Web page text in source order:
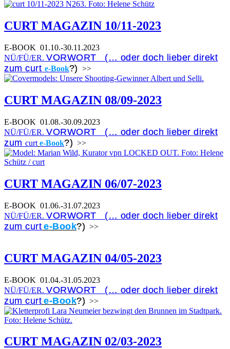
CURT MAGAZIN 10/11-2023
E-BOOK 01.10.-30.11.2023
NÜ/FÜ/ER. VORWORT (… oder doch lieber direkt
zum curt e-Book?) >>
CURT MAGAZIN 08/09-2023
E-BOOK 01.08.-30.09.2023
NÜ/FÜ/ER. VORWORT (… oder doch lieber direkt
zum curt e-Book?) >>
CURT MAGAZIN 06/07-2023
E-BOOK 01.06.-31.07.2023
NÜ/FÜ/ER. VORWORT (… oder doch lieber direkt
zum curt e-Book?) >>
CURT MAGAZIN 04/05-2023
E-BOOK 01.04.-31.05.2023
NÜ/FÜ/ER. VORWORT (… oder doch lieber direkt
zum curt e-Book?) >>
CURT MAGAZIN 02/03-2023